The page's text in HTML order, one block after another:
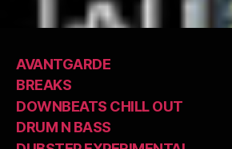
AVANTGARDE
BREAKS
DOWNBEATS CHILL OUT
DRUM N BASS